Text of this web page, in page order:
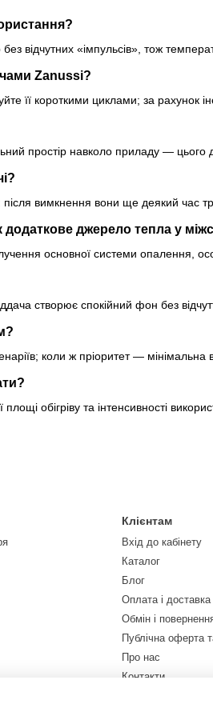
відчутних «імпульсів», тож
Zanussi?
її короткими циклами; за рахунок
простір навколо приладу — цього
після вимкнення вони ще деякий час
додаткове джерело тепла у
основної системи опалення,
створює спокійний фон без
коли ж пріоритет —
обігріву та інтенсивності
Клієнтам
Вхід до кабінету
Каталог
Блог
Оплата і доставка
Обмін і
Публічна оферта
Про нас
Контакти